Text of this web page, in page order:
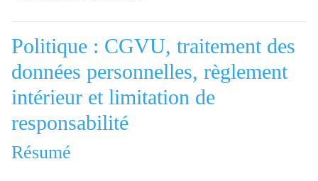
Politique : CGVU, traitement des
données personnelles, règlement
intérieur et limitation de
responsabilité
Résumé